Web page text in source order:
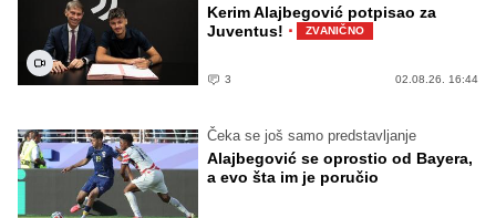
Kerim Alajbegović potpisao za
Juventus! · ZVANIČNO
3 02.08.26. 16:44
Čeka se još samo predstavljanje
Alajbegović se oprostio od Bayera,
a evo šta im je poručio